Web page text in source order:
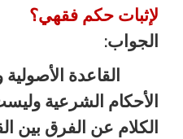
لإثبات حكم فقهي؟
الجواب:
القاعدة
الأحكام الشرعية
الكلام عن الفرق بين